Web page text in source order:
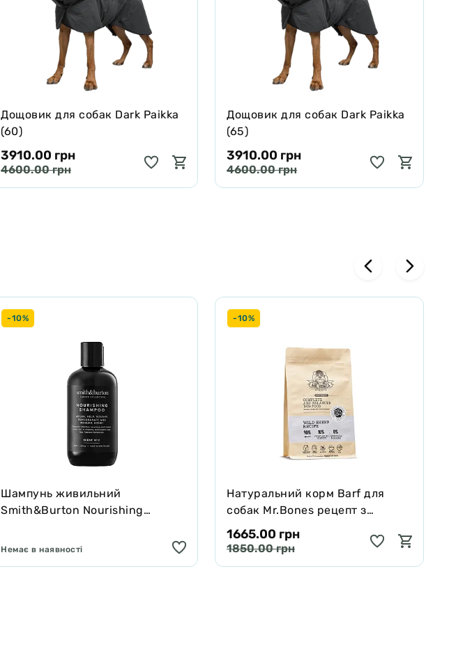
Дощовик для собак Dark Paikka
(60)
3910.00 грн
4600.00 грн
Дощовик для собак Dark Paikka
(65)
3910.00 грн
4600.00 грн
-10%
Шампунь живильний
Smith&Burton Nourishing
подвійної шерсті собак 250 мл
Немає в наявності
-10%
Натуральний корм Barf для
собак Mr.Bones рецепт з
Муфлона 1 кг
1665.00 грн
1850.00 грн